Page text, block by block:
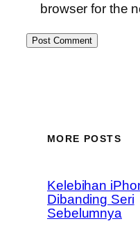
browser for the
MORE POSTS
Kelebihan
Dibanding Seri
Sebelumnya